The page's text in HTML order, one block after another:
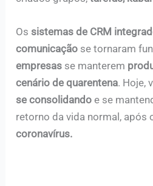
Os sistemas de CRM
comunicação se tornaram
empresas se manterem
cenário de quarentena. Hoje,
se consolidandoe se
retorno da vida normal, após
coronavírus.